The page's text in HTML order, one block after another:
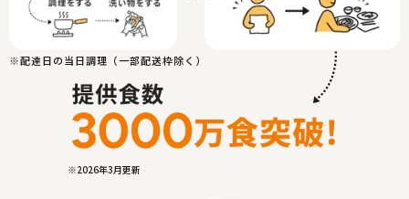
※配達日の当日調理（一部配送枠除く）
※2026年3月更新